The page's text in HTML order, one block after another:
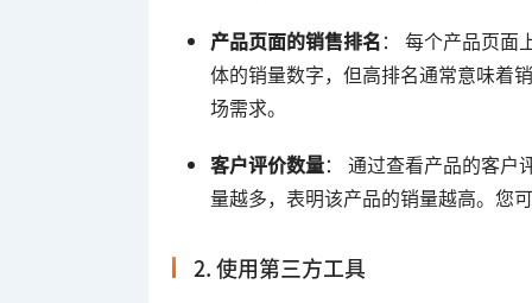
产品页面的销售排名： 每个产品页面
体的销量数字，但高排名通常意味着
场需求。
客户评价数量： 通过查看产品的客户
量越多，表明该产品的销量越高。您
2. 使用第三方工具